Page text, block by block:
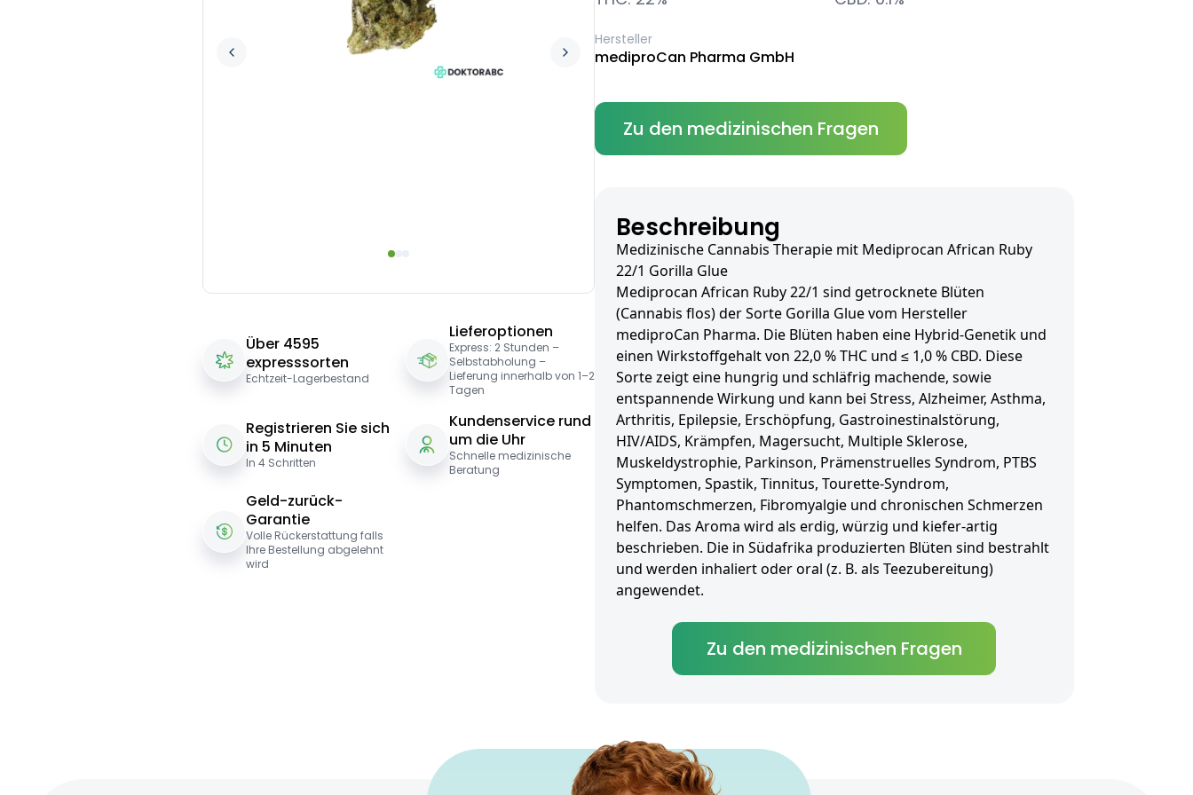
Über 4595
expresssorten
Echtzeit-Lagerbestand
Lieferoptionen
Express: 2 Stunden –
Selbstabholung –
Lieferung innerhalb von 1–2
Tagen
Registrieren Sie sich
in 5 Minuten
In 4 Schritten
Kundenservice rund
um die Uhr
Schnelle medizinische
Beratung
Geld-zurück-
Garantie
Volle Rückerstattung falls
Ihre Bestellung abgelehnt
wird
Hersteller
mediproCan Pharma GmbH
Zu den medizinischen Fragen
Beschreibung
Medizinische Cannabis Therapie mit Mediprocan African Ruby
22/1 Gorilla Glue
Mediprocan African Ruby 22/1 sind getrocknete Blüten
(Cannabis flos) der Sorte Gorilla Glue vom Hersteller
mediproCan Pharma. Die Blüten haben eine Hybrid-Genetik und
einen Wirkstoffgehalt von 22,0 % THC und ≤ 1,0 % CBD. Diese
Sorte zeigt eine hungrig und schläfrig machende, sowie
entspannende Wirkung und kann bei Stress, Alzheimer, Asthma,
Arthritis, Epilepsie, Erschöpfung, Gastroinestinalstörung,
HIV/AIDS, Krämpfen, Magersucht, Multiple Sklerose,
Muskeldystrophie, Parkinson, Prämenstruelles Syndrom, PTBS
Symptomen, Spastik, Tinnitus, Tourette-Syndrom,
Phantomschmerzen, Fibromyalgie und chronischen Schmerzen
helfen. Das Aroma wird als erdig, würzig und kiefer-artig
beschrieben. Die in Südafrika produzierten Blüten sind bestrahlt
und werden inhaliert oder oral (z. B. als Teezubereitung)
angewendet.
Zu den medizinischen Fragen